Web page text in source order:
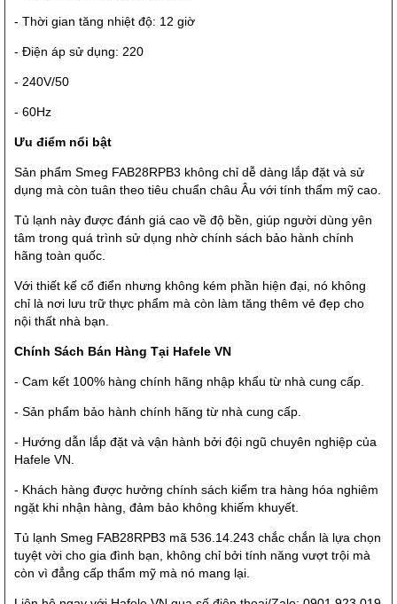
- Thời gian tăng nhiệt độ: 12 giờ
- Điện áp sử dụng: 220
- 240V/50
- 60Hz
Ưu điểm nổi bật
Sản phẩm Smeg FAB28RPB3 không chỉ dễ dàng lắp đặt và sử
dụng mà còn tuân theo tiêu chuẩn châu Âu với tính thẩm mỹ cao.
Tủ lạnh này được đánh giá cao về độ bền, giúp người dùng yên
tâm trong quá trình sử dụng nhờ chính sách bảo hành chính
hãng toàn quốc.
Với thiết kế cổ điển nhưng không kém phần hiện đại, nó không
chỉ là nơi lưu trữ thực phẩm mà còn làm tăng thêm vẻ đẹp cho
nội thất nhà bạn.
Chính Sách Bán Hàng Tại Hafele VN
- Cam kết 100% hàng chính hãng nhập khẩu từ nhà cung cấp.
- Sản phẩm bảo hành chính hãng từ nhà cung cấp.
- Hướng dẫn lắp đặt và vận hành bởi đội ngũ chuyên nghiệp của
Hafele VN.
- Khách hàng được hưởng chính sách kiểm tra hàng hóa nghiêm
ngặt khi nhận hàng, đảm bảo không khiếm khuyết.
Tủ lạnh Smeg FAB28RPB3 mã 536.14.243 chắc chắn là lựa chọn
tuyệt vời cho gia đình bạn, không chỉ bởi tính năng vượt trội mà
còn vì đẳng cấp thẩm mỹ mà nó mang lại.